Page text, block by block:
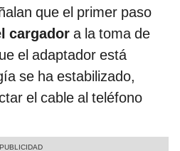
que el primer paso
cargador a la toma de
el adaptador está
se ha estabilizado,
el cable al teléfono